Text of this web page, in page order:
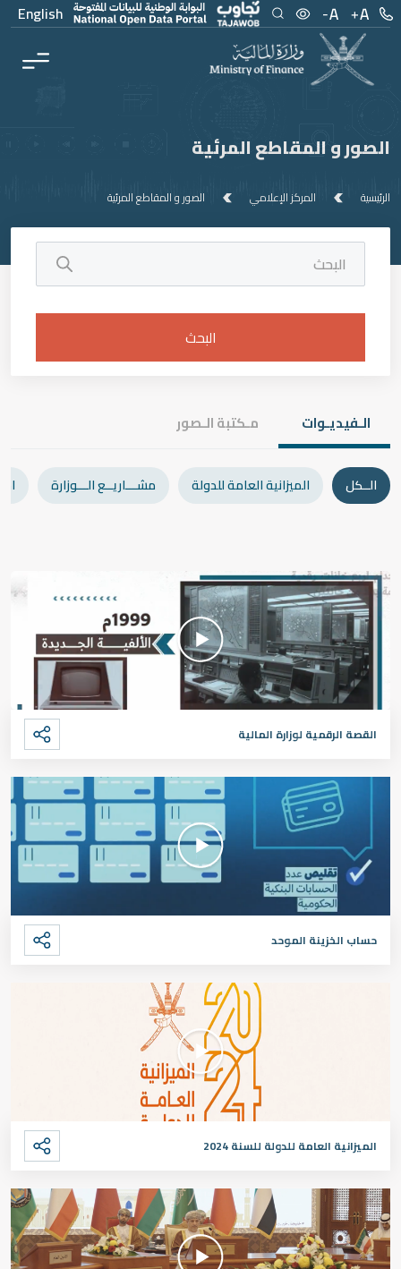
English
الصور و المقاطع المرئية
الرئيسية المركز الإعلامي الصور و المقاطع المرئية
الـفيديـوات مـكتبة الـصور
الــكل الميزانية العامة للدولة مشـــاريــع الـــوزارة
القصة الرقمية لوزارة المالية
حساب الخزينة الموحد
الميزانية العامة للدولة للسنة 2024